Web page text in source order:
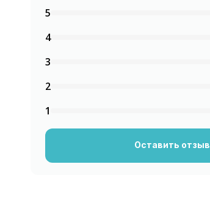
5
4
3
2
1
Оставить отзыв